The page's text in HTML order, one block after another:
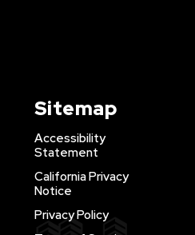
Sitemap
Accessibility
Statement
California Privacy
Notice
Privacy Policy